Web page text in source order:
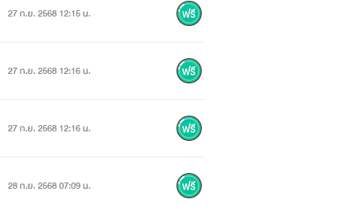
27 ก.ย. 2568 12:15 น.
27 ก.ย. 2568 12:16 น.
27 ก.ย. 2568 12:16 น.
28 ก.ย. 2568 07:09 น.